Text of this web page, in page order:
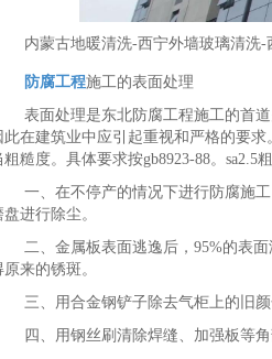
内蒙古地暖清洗-西宁外墙玻璃清洗-
防腐工程施工的表面处理
表面处理是东北防腐工程施工的首
此在建筑业中应引起重视和严格的要
粗糙度。具体要求按gb8923-88。sa2.5粗
一、在不停产的情况下进行防腐施
盘进行除尘。
二、金属板表面逃逸后，95%的表
原来的锈斑。
三、用合金钢铲子除去气柜上的旧颜
四、用钢丝刷清除焊缝、加强板等角